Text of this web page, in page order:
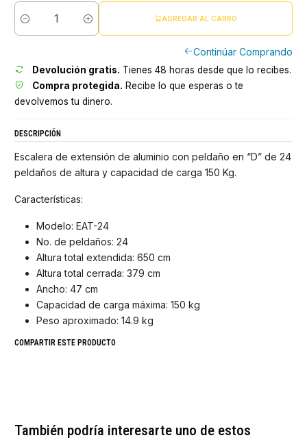
Cantidad
AGREGAR AL CARRO
Continúar Comprando
Devolución gratis. Tienes 48 horas desde que lo recibes.
Compra protegida. Recibe lo que esperas o te
devolvemos tu dinero.
DESCRIPCIÓN
Escalera de extensión de aluminio con peldaño en “D” de 24
peldaños de altura y capacidad de carga 150 Kg.
Características:
Modelo: EAT-24
No. de peldaños: 24
Altura total extendida: 650 cm
Altura total cerrada: 379 cm
Ancho: 47 cm
Capacidad de carga máxima: 150 kg
Peso aproximado: 14.9 kg
COMPARTIR ESTE PRODUCTO
También podría interesarte uno de estos